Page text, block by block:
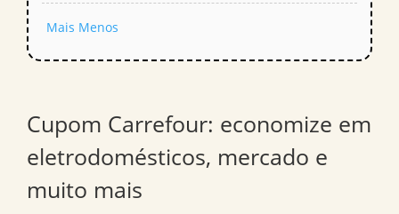
Mais Menos
Cupom Carrefour: economize em
eletrodomésticos, mercado e
muito mais